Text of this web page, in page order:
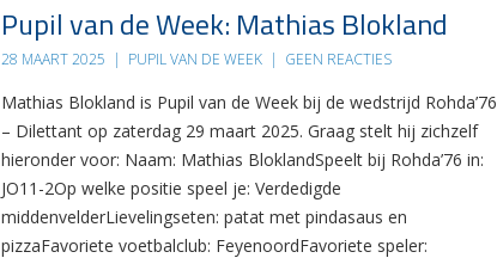
Pupil van de Week: Mathias Blokland
28 MAART 2025 | PUPIL VAN DE WEEK | GEEN REACTIES
Mathias Blokland is Pupil van de Week bij de wedstrijd Rohda’76
– Dilettant op zaterdag 29 maart 2025. Graag stelt hij zichzelf
hieronder voor: Naam: Mathias BloklandSpeelt bij Rohda’76 in:
JO11-2Op welke positie speel je: Verdedigde
middenvelderLievelingseten: patat met pindasaus en
pizzaFavoriete voetbalclub: FeyenoordFavoriete speler: